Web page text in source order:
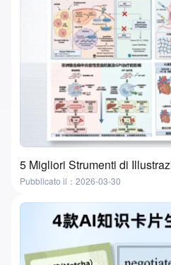
Pubblicato il：2026-03-30